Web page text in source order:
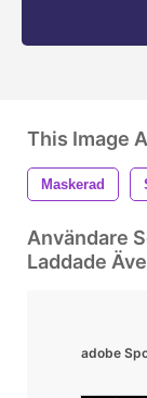
This Image
Maskerad
Användare
Laddade
adobe